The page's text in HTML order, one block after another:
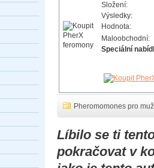
Složení:
Výsledky:
Hodnota:
Maloobchodní:
Speciální
Pheromomones pro
Líbilo se ti
pokračovat v